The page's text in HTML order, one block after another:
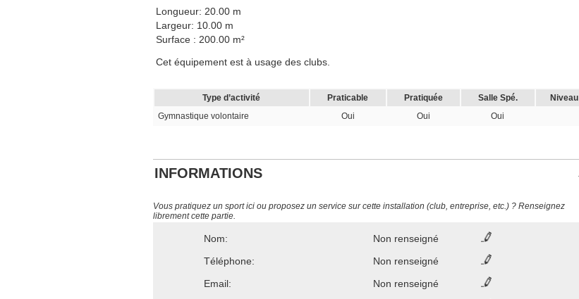
Longueur: 20.00 m
Largeur: 10.00 m
Surface : 200.00 m²
Cet équipement est à usage des clubs.
Type d’activité Praticable Pratiquée Salle Spé.
Niveau
Gymnastique volontaire
Oui Oui Oui
INFORMATIONS
Vous pratiquez un sport ici ou proposez un service sur cette installation (club, entreprise, etc.) ? Renseignez
librement cette partie.
Nom:
Non renseigné
Téléphone:
Non renseigné
Email:
Non renseigné